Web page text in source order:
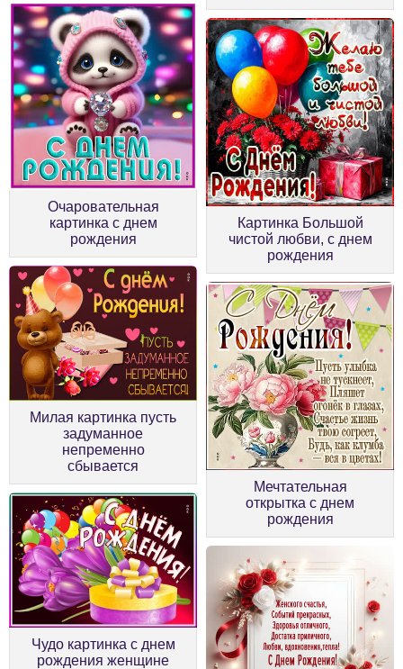
Очаровательная
картинка с днем
рождения
Картинка Большой
чистой любви, с днем
рождения
Милая картинка пусть
задуманное
непременно
сбывается
Мечтательная
открытка с днем
рождения
Чудо картинка с днем
рождения женщине